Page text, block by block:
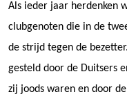
Als ieder jaar herdenken
clubgenoten die in de
de strijd tegen de
gesteld door de Duitsers
zij joods waren en door